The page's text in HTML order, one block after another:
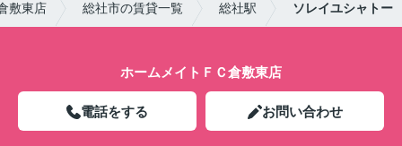
敷東店 総社市の賃貸一覧 総社駅 ソレイユシャトー
ホームメイトＦＣ倉敷東店
電話をする お問い合わせ